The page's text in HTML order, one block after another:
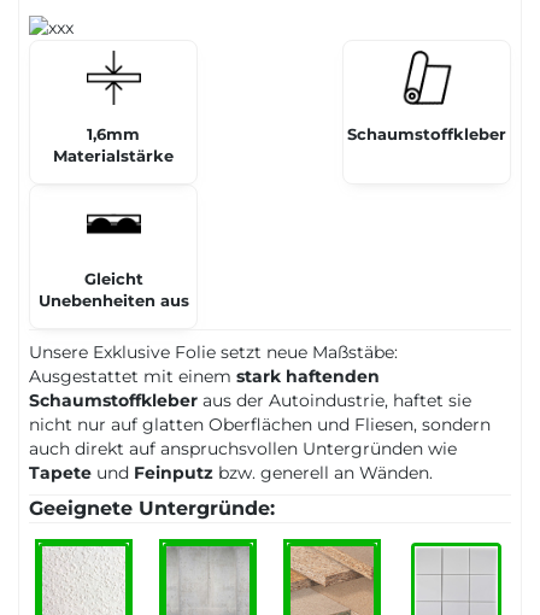
1,6mm
Materialstärke
Schaumstoffkleber
Gleicht
Unebenheiten aus
Unsere Exklusive Folie setzt neue Maßstäbe:
Ausgestattet mit einem stark haftenden
Schaumstoffkleber aus der Autoindustrie, haftet sie
nicht nur auf glatten Oberflächen und Fliesen, sondern
auch direkt auf anspruchsvollen Untergründen wie
Tapete und Feinputz bzw. generell an Wänden.
Geeignete Untergründe: